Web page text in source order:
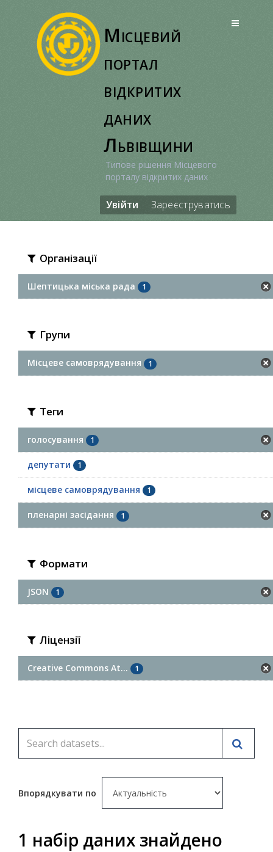
Місцевий
портал
відкритих
даних
Львівщини
Типове рішення Місцевого
порталу відкритих даних
Увійти Зареєструватись
Організації
Шептицька міська рада 1
Групи
Місцеве самоврядування 1
Теги
голосування 1
депутати 1
місцеве самоврядування 1
пленарні засідання 1
Формати
JSON 1
Ліцензії
Creative Commons At... 1
Впорядкувати по
1 набір даних знайдено